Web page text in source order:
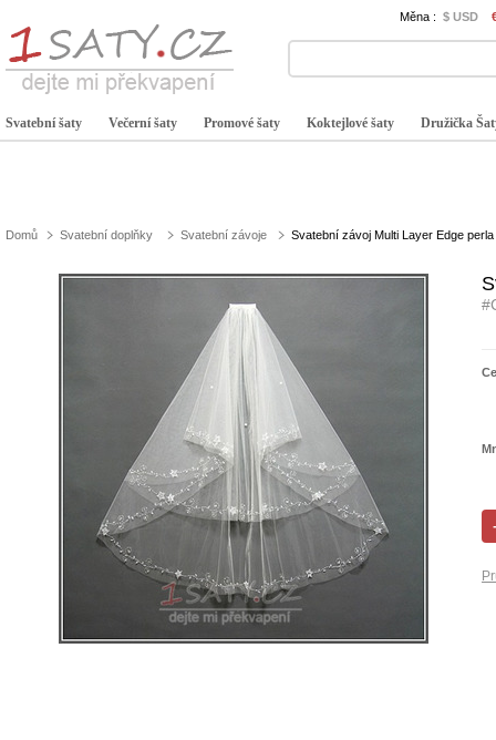
Měna : $ USD
Svatební šaty Večerní šaty Promové šaty Koktejlové šaty Družička
Domů Svatební doplňky Svatební závoje Svatební závoj Multi Layer Edge